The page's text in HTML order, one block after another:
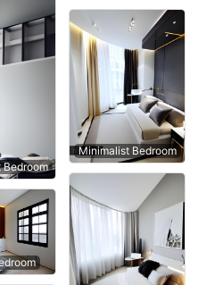
Minimalist Bedroom